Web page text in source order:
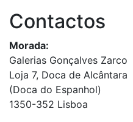
Contactos
Morada:
Galerias Gonçalves Zarco
Loja 7, Doca de Alcântara
(Doca do Espanhol)
1350-352 Lisboa